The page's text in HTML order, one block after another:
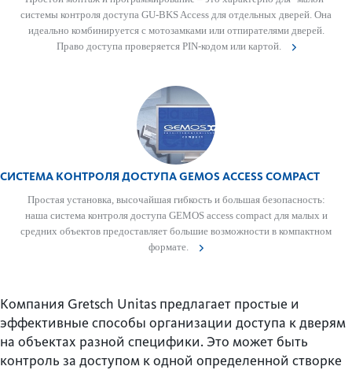
сис­темы контроля дос­тупа GU-BKS Access для отдельных дверей. Она
идеально комб­инируется с мотоза­м­ками или отпирате­лями дверей.
Право дос­тупа провер­яется PIN-кодом или картой.
СИСТЕМА КОНТРОЛЯ ДОСТУПА GEMOS ACCESS COMPACT
Простая установка, выс­очайшая гиб­кость и большая безоп­асность:
наша сис­тема контроля дос­тупа GEMOS access compact для малых и
средних объектов предос­тавляет большие возможности в компактном
формате.
Компания Gretsch Unitas предлагает простые и
эффективные способы организации доступа к дверям
на объектах разной специфики. Это может быть
контроль за доступом к одной определенной створке